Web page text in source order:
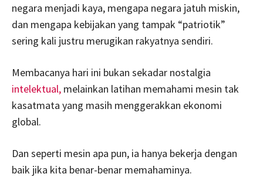
negara menjadi kaya, mengapa negara jatuh miskin,
dan mengapa kebijakan yang tampak “patriotik”
sering kali justru merugikan rakyatnya sendiri.
Membacanya hari ini bukan sekadar nostalgia
intelektual, melainkan latihan memahami mesin tak
kasatmata yang masih menggerakkan ekonomi
global.
Dan seperti mesin apa pun, ia hanya bekerja dengan
baik jika kita benar-benar memahaminya.